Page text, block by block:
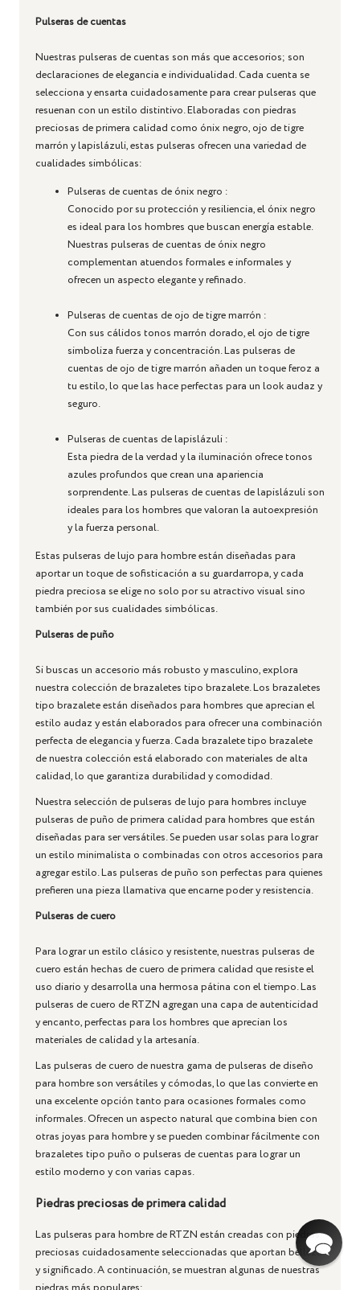
Pulseras de cuentas
Nuestras pulseras de cuentas son más que accesorios; son
declaraciones de elegancia e individualidad. Cada cuenta se
selecciona y ensarta cuidadosamente para crear pulseras que
resuenan con un estilo distintivo. Elaboradas con piedras
preciosas de primera calidad como ónix negro, ojo de tigre
marrón y lapislázuli, estas pulseras ofrecen una variedad de
cualidades simbólicas:
Pulseras de cuentas de ónix negro :
Conocido por su protección y resiliencia, el ónix negro
es ideal para los hombres que buscan energía estable.
Nuestras pulseras de cuentas de ónix negro
complementan atuendos formales e informales y
ofrecen un aspecto elegante y refinado.
Pulseras de cuentas de ojo de tigre marrón :
Con sus cálidos tonos marrón dorado, el ojo de tigre
simboliza fuerza y ​​concentración. Las pulseras de
cuentas de ojo de tigre marrón añaden un toque feroz a
tu estilo, lo que las hace perfectas para un look audaz y
seguro.
Pulseras de cuentas de lapislázuli :
Esta piedra de la verdad y la iluminación ofrece tonos
azules profundos que crean una apariencia
sorprendente. Las pulseras de cuentas de lapislázuli son
ideales para los hombres que valoran la autoexpresión
y la fuerza personal.
Estas pulseras de lujo para hombre están diseñadas para
aportar un toque de sofisticación a su guardarropa, y cada
piedra preciosa se elige no solo por su atractivo visual sino
también por sus cualidades simbólicas.
Pulseras de puño
Si buscas un accesorio más robusto y masculino, explora
nuestra colección de brazaletes tipo brazalete. Los brazaletes
tipo brazalete están diseñados para hombres que aprecian el
estilo audaz y están elaborados para ofrecer una combinación
perfecta de elegancia y fuerza. Cada brazalete tipo brazalete
de nuestra colección está elaborado con materiales de alta
calidad, lo que garantiza durabilidad y comodidad.
Nuestra selección de pulseras de lujo para hombres incluye
pulseras de puño de primera calidad para hombres que están
diseñadas para ser versátiles. Se pueden usar solas para lograr
un estilo minimalista o combinadas con otros accesorios para
agregar estilo. Las pulseras de puño son perfectas para quienes
prefieren una pieza llamativa que encarne poder y resistencia.
Pulseras de cuero
Para lograr un estilo clásico y resistente, nuestras pulseras de
cuero están hechas de cuero de primera calidad que resiste el
uso diario y desarrolla una hermosa pátina con el tiempo. Las
pulseras de cuero de RTZN agregan una capa de autenticidad
y encanto, perfectas para los hombres que aprecian los
materiales de calidad y la artesanía.
Las pulseras de cuero de nuestra gama de pulseras de diseño
para hombre son versátiles y cómodas, lo que las convierte en
una excelente opción tanto para ocasiones formales como
informales. Ofrecen un aspecto natural que combina bien con
otras joyas para hombre y se pueden combinar fácilmente con
brazaletes tipo puño o pulseras de cuentas para lograr un
estilo moderno y con varias capas.
Piedras preciosas de primera calidad
Las pulseras para hombre de RTZN están creadas con piedras
preciosas cuidadosamente seleccionadas que aportan belleza
y significado. A continuación, se muestran algunas de nuestras